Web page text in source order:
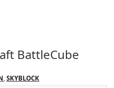
BattleCube
,SKYBLOCK